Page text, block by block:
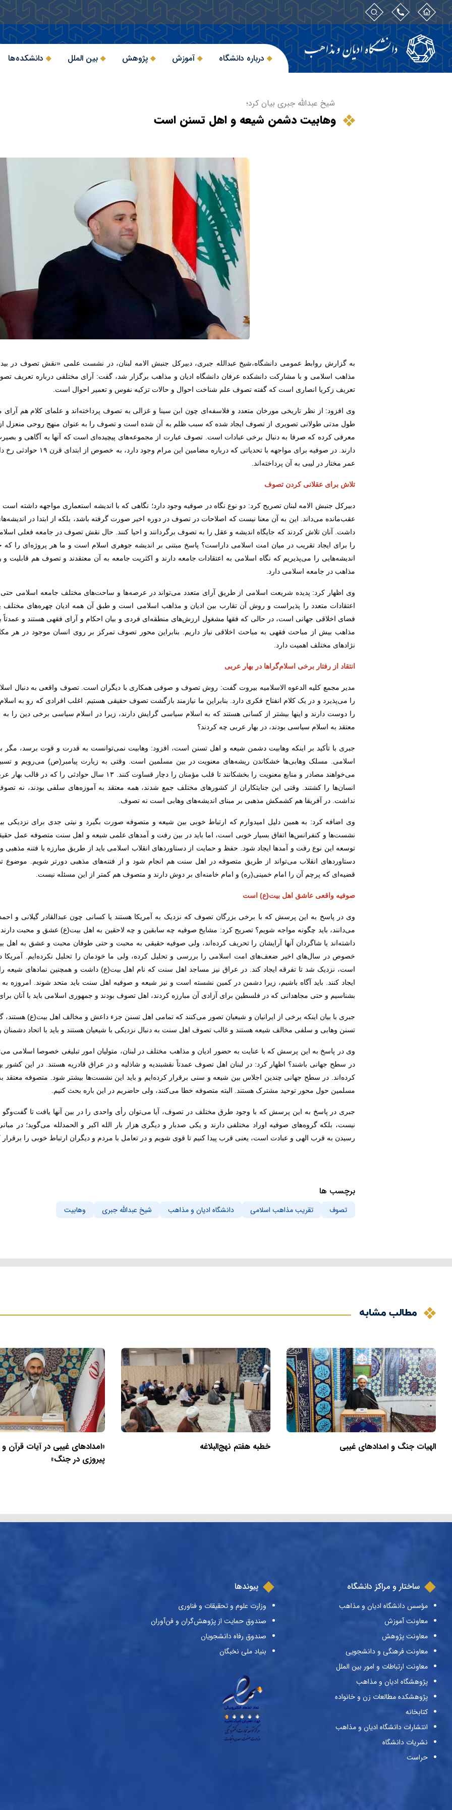
درباره دانشگاه آموزش پژوهش بین الملل دانشکده‌ها
شیخ عبدالله جبری بیان کرد؛
وهابیت دشمن شیعه و اهل تسنن است
به گزارش روابط عمومی دانشگاه،شیخ عبدالله جبری، دبیرکل جنبش الامه لبنان، در نشست علمی «نقش تصوف در
مذاهب اسلامی و با مشارکت دانشکده عرفان دانشگاه ادیان و مذاهب برگزار شد، گفت: آرای مختلفی درباره تعریف
تعریف زکریا انصاری است که گفته تصوف علم شناخت احوال و حالات تزکیه نفوس و تعمیر احوال است.
وی افزود: از نظر تاریخی مورخان متعدد و فلاسفه‌ای چون ابن سینا و غزالی به تصوف پرداخته‌اند و علمای کلام هم
طول مدتی طولانی تصویری از تصوف ایجاد شده که سبب ظلم به آن شده است و تصوف را به عنوان منهج روحی منعزل از
معرفی کرده که صرفا به دنبال برخی عبادات است. تصوف عبارت از مجموعه‌های پیچیده‌ای است که آنها به آگاهی و
دارند. در صوفیه برای مواجهه با
عمر مختار در لیبی به آن پرداخته‌اند.
تلاش برای عقلانی کردن تصوف
دبیرکل جنبش الامه لبنان تصریح کرد: دو نوع نگاه در صوفیه وجود دارد؛ نگاهی که با اندیشه استعماری مواجهه داشته
عقب‌مانده می‌داند. این به آن معنا نیست که اصلاحات در تصوف در دوره اخیر صورت گرفته باشد، بلکه از ابتدا در
داشت. آنان تلاش کردند که جایگاه اندیشه و عقل را به تصوف برگردانند و احیا کنند. حال نقش تصوف در جامعه فعلی
را برای ایجاد تقریب در میان امت اسلامی داراست؟ پاسخ مبتنی بر اندیشه جوهری اسلام است و ما هر پروژه‌ای را که
اندیشه‌هایی را می‌پذیریم که نگاه اسلامی به اعتقادات جامعه دارند و اکثریت جامعه به آن معتقدند و تصوف هم
مذاهب در جامعه اسلامی دارد.
وی اظهار کرد: پدیده شریعت اسلامی از طریق آرای متعدد می‌تواند در عرصه‌ها و ساحت‌های مختلف جامعه اسلامی
اعتقادات متعدد را پذیراست و روش آن تقارب بین ادیان و مذاهب اسلامی است و طبق آن همه ادیان چهره‌های
فضای اخلاقی جهانی است، در حالی که فقها مشغول ارزش‌های منطقه‌ای فردی و بیان احکام و آرای فقهی هستند و عمدتاً
مذاهب بیش از مباحث فقهی به مباحث اخلاقی نیاز داریم. بنابراین محور تصوف تمرکز بر روی انسان موجود در هر
نژادهای مختلف اهمیت دارد.
انتقاد از رفتار برخی اسلام‌گراها در بهار عربی
مدیر مجمع کلیه الدعوه الاسلامیه بیروت گفت: روش تصوف و صوفی همکاری با دیگران است. تصوف واقعی به دنبال
را می‌پذیرد و در یک کلام انفتاح فکری دارد. بنابراین ما نیازمند بازگشت تصوف حقیقی هستیم. اغلب افرادی که رو به
را دوست دارند و اینها بیشتر از کسانی هستند که به اسلام سیاسی گرایش دارند، زیرا در اسلام سیاسی برخی دین
معتقد به اسلام سیاسی بودند، در بهار عربی چه کردند؟
جبری با تأکید بر اینکه وهابیت دشمن شیعه و اهل تسنن است، افزود: وهابیت نمی‌توانست به قدرت و قوت برسد،
اسلامی. مسلک وهابی‌ها خشکاندن ریشه‌های معنویت در بین مسلمین است. وقتی به زیارت پیامبر(ص) می‌رویم و
می‌خواهند مصادر و منابع معنویت را بخشکانند تا قلب مؤمنان را دچار
انسان‌ها را کشتند. وقتی این جنایتکاران از کشورهای مختلف جمع شدند، همه معتقد به آموزه‌های سلفی بودند، نه
نداشت. در آفریقا هم کشمکش مذهبی بر مبنای اندیشه‌های وهابی است نه تصوف.
وی اضافه کرد: به همین دلیل امیدوارم که ارتباط خوبی بین شیعه و متصوفه صورت بگیرد و نیتی جدی برای نزدیکی
نشست‌ها و کنفرانس‌ها اتفاق بسیار خوبی است، اما باید در بین رفت و آمدهای علمی شیعه و اهل سنت متصوفه عمل
توسعه این نوع رفت و آمدها ایجاد شود. حفظ و حمایت از دستاوردهای انقلاب اسلامی باید از طریق مبارزه با فتنه
دستاوردهای انقلاب می‌تواند از طریق متصوفه در اهل سنت هم انجام شود و از فتنه‌های مذهبی دورتر شویم. موضوع
قضیه‌ای که پرچم آن را امام خمینی(ره) و امام خامنه‌ای بر دوش دارند و متصوف هم کمتر از این مسئله نیست.
صوفیه واقعی عاشق اهل بیت(ع) است
وی در پاسخ به این پرسش که با برخی بزرگان تصوف که نزدیک به آمریکا هستند یا کسانی چون عبدالقادر گیلانی و
می‌دانند، باید چگونه مواجه شویم؟ تصریح کرد: مشایخ صوفیه چه سابقین و چه لاحقین به اهل بیت(ع) عشق و محبت
داشته‌اند یا شاگردان آنها آرایشان را تحریف کرده‌اند، ولی صوفیه حقیقی به محبت و حتی طوفان محبت و عشق به
خصوص در سال‌های اخیر ضعف‌های امت اسلامی را بررسی و تحلیل کرده‌، ولی ما خودمان را تحلیل نکرده‌ایم. آمریکا
است، نزدیک شد تا تفرقه ایجاد کند. در عراق نیز مساجد اهل سنت که نام اهل بیت(ع) داشت و همچنین نمادهای شیعه
ایجاد کنند. باید آگاه باشیم، زیرا دشمن در کمین نشسته است و نیز شیعه و صوفیه اهل سنت باید متحد شوند. امروزه
بشناسیم و حتی مجاهدانی که در فلسطین برای آزادی آن مبارزه ‌کردند، اهل تصوف بودند و جمهوری اسلامی باید با آنان
جبری با بیان اینکه برخی از ایرانیان و شیعیان تصور می‌کنند که تمامی اهل تسنن جزء داعش و مخالف اهل بیت(ع)
تسنن وهابی و سلفی مخالف شیعه هستند و غالب تصوف اهل سنت به دنبال نزدیکی با شیعیان هستند و باید با اتحاد
وی در پاسخ به این پرسش که با عنایت به حضور ادیان و مذاهب مختلف در لبنان، متولیان امور تبلیغی خصوصا اسلامی
در سطح جهانی باشند؟ اظهار کرد: در لبنان اهل تصوف عمدتاً نقشبندیه و شاذلیه و در عراق قادریه هستند. در این کشور
کرده‌اند. در سطح جهانی چندین اجلاس بین شیعه و سنی برقرار کرده‌ایم و باید این نشست‌ها بیشتر شود. متصوفه
مسلمین حول محور توحید مشترک هستند. البته متصوفه خطا می‌کنند، ولی حاضریم در این باره بحث کنیم.
جبری در پاسخ به این پرسش که با وجود طرق مختلف در تصوف، آیا می‌توان رأی واحدی را در بین آنها یافت تا گفت‌وگو
نیست، بلکه گروه‌های صوفیه اوراد مختلفی دارند و یکی صدبار و دیگری هزار بار الله اکبر و الحمدلله می‌گوید؛ در
رسیدن به قرب الهی و عبادت است، یعنی قرب پیدا کنیم تا قوی شویم و در تعامل با مردم و دیگران ارتباط خوبی را برقرار
برچسب ها
تصوف تقریب مذاهب اسلامی دانشگاه ادیان و مذاهب شیخ عبدالله جبری وهابیت
مطالب مشابه
الهیات جنگ و امدادهای غیبی خطبه هفتم نهج‌البلاغه
«امدادهای غیبی در آیات قرآن
پیروزی در جنگ»
ساختار و مراکز دانشگاه
مؤسس دانشگاه ادیان و مذاهب
معاونت آموزش
معاونت پژوهش
معاونت فرهنگی و دانشجویی
معاونت ارتباطات و امور بین الملل
پژوهشگاه ادیان و مذاهب
پژوهشکده مطالعات زن و خانواده
کتابخانه
انتشارات دانشگاه ادیان و مذاهب
نشریات دانشگاه
حراست
پیوندها
وزارت علوم و تحقیقات و فناوری
صندوق حمایت از پژوهش‌گران و فن‌آوران
صندوق رفاه دانشجویان
بنیاد ملی نخبگان